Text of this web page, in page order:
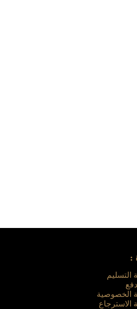
:
التسليم
الخصوصية
الاسترجاع